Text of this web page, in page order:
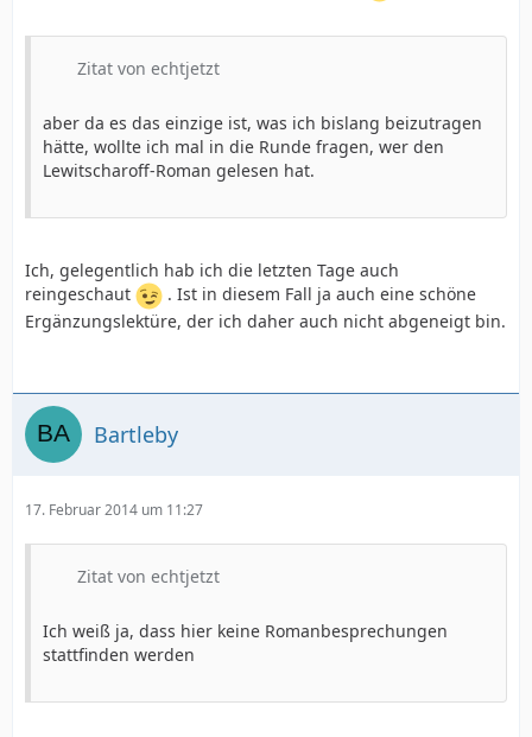
Zitat von echtjetzt
aber da es das einzige ist, was ich bislang beizutragen
hätte, wollte ich mal in die Runde fragen, wer den
Lewitscharoff-Roman gelesen hat.
Ich, gelegentlich hab ich die letzten Tage auch
reingeschaut
. Ist in diesem Fall ja auch eine schöne
Ergänzungslektüre, der ich daher auch nicht abgeneigt bin.
Bartleby
17. Februar 2014 um 11:27
Zitat von echtjetzt
Ich weiß ja, dass hier keine Romanbesprechungen
stattfinden werden